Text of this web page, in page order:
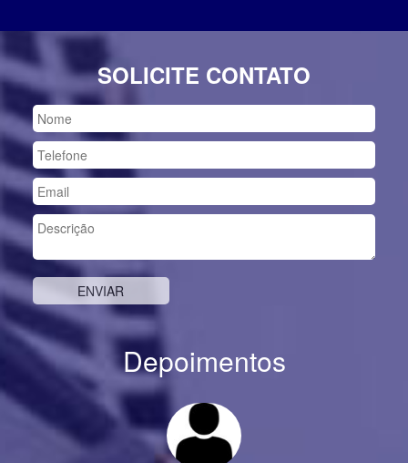
SOLICITE CONTATO
Depoimentos